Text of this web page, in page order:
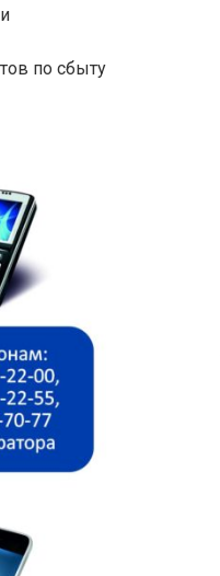
по сбыту